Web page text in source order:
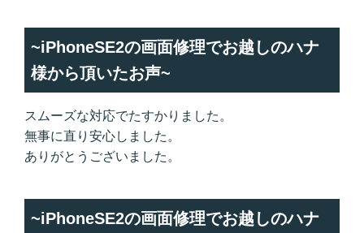
~iPhoneSE2の画面修理でお越しのハナ
様から頂いたお声~
スムーズな対応でたすかりました。
無事に直り安心しました。
ありがとうございました。
~iPhoneSE2の画面修理でお越しのハナ